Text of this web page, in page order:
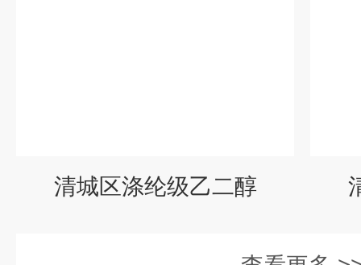
清城区涤纶级乙二醇